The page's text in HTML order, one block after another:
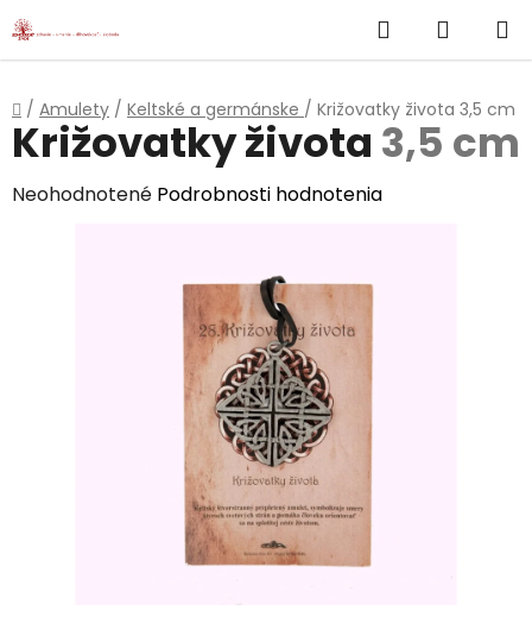
Prejsť
na
Hľadať
KOŠÍK
Domov
/ Amulety / Keltské a germánske / Križovatky života 3,5 cm
Križovatky života 3,5 cm
Priemerné
Neohodnotené Podrobnosti hodnotenia